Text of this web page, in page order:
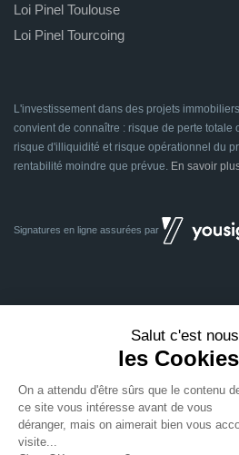
Loi Pinel Toulouse
Loi Pinel Tourcoing
L'investissement dans des projets
convient de connaître : risque de perte totale
risque d'illiquidité et risque opérationnel du
rentabilité moindre que prévue. En savoir
Signatures en ligne assurées par
Tous droits réservés
Mentions légales CGU CGV
Mettre à jour les préférences des cookies